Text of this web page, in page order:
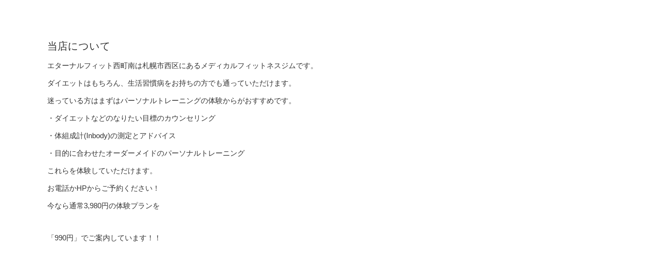
当店について
エターナルフィット西町南は札幌市西区にあるメディカルフィットネスジムです。
ダイエットはもちろん、生活習慣病をお持ちの方でも通っていただけます。
迷っている方はまずはパーソナルトレーニングの体験からがおすすめです。
・ダイエットなどのなりたい目標のカウンセリング
・体組成計(Inbody)の測定とアドバイス
・目的に合わせたオーダーメイドのパーソナルトレーニング
これらを体験していただけます。
お電話かHPからご予約ください！
今なら通常3,980円の体験プランを
「990円」でご案内しています！！